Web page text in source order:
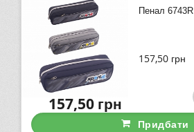
Пенал 6743R
157,50 грн
157,50грн
Придбати